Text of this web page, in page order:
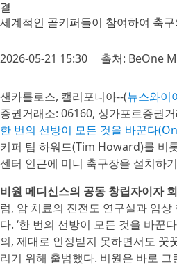
결
세계적인 골키퍼들이 참여하여 축
2026-05-21 15:30 출처: BeOne
샌카를로스, 캘리포니아--(뉴스와이
증권거래소: 06160, 싱가포르증권
한 번의 선방이 모든 것을 바꾼다
키퍼 팀 하워드(Tim Howard)를 비
센터 인근에 미니 축구장을 설치하
비원 메디신스의 공동 창립자이자
럼, 암 치료의 진전도 연구실과 임
다. ‘한 번의 선방이 모든 것을 바꾼
의, 제대로 인정받지 못하면서도 꿋
리기 위해 출범했다. 비원은 바로